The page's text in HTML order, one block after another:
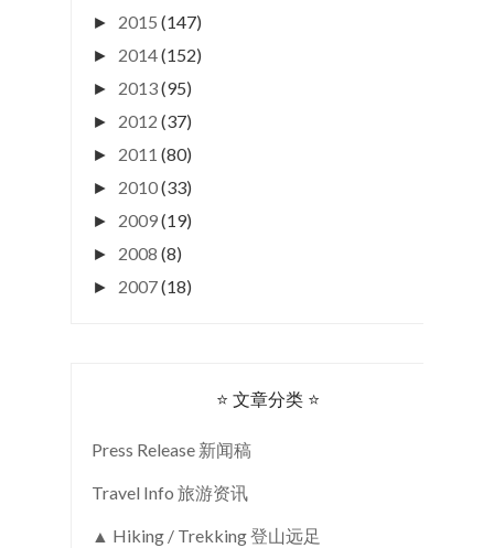
► 2015 (147)
► 2014(152)
► 2013(95)
► 2012 (37)
► 2011 (80)
► 2010(33)
► 2009(19)
► 2008 (8)
► 2007(18)
⭐ 文章分类 ⭐
Press Release 新闻稿
Travel Info 旅游资讯
▲ Hiking / Trekking 登山远足